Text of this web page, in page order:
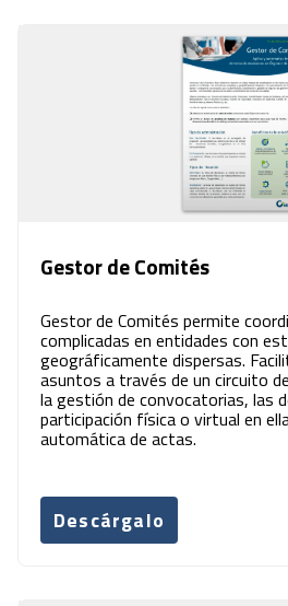
Gestor de Comités
Gestor de Comités permite
complicadas en entidades con
geográficamente dispersas.
asuntos a través de un circuito
la gestión de convocatorias, las
participación física o virtual en
automática de actas.
Descárgalo